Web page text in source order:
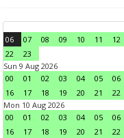
06 07 08 09 10 11 12
22
23
Sun 9 Aug 2026
00
01 02 03 04 05 06
16
17 18 19 20 21 22
Mon 10 Aug 2026
00
01 02 03 04 05 06
16
17 18 19 20 21 22